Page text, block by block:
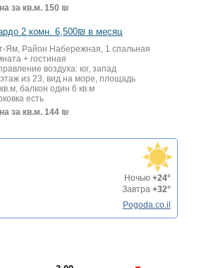
за кв.м. 150 ₪
2 комн. 6,500₪ в месяц
Ям, Район Набережная, 1 спальная
+ гостиная
воздуха: юг, запад
из 23, вид на море, площадь
балкон один 6 кв.м
есть
за кв.м. 144 ₪
Ночью +24°
Завтра +32°
Pogoda.co.il